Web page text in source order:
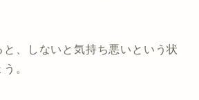
、しないと気持ち悪いという状
。